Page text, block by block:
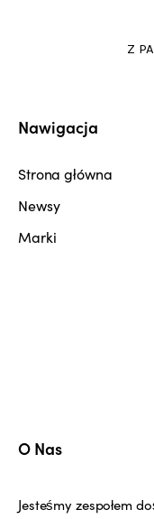
Z
Nawigacja
Strona główna
Newsy
Marki
O Nas
Jesteśmy zespołem